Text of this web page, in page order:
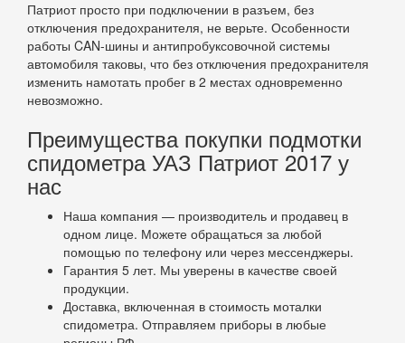
Патриот просто при подключении в разъем, без
отключения предохранителя, не верьте. Особенности
работы CAN-шины и антипробуксовочной системы
автомобиля таковы, что без отключения предохранителя
изменить намотать пробег в 2 местах одновременно
невозможно.
Преимущества покупки подмотки
спидометра УАЗ Патриот 2017 у
нас
Наша компания — производитель и продавец в
одном лице. Можете обращаться за любой
помощью по телефону или через мессенджеры.
Гарантия 5 лет. Мы уверены в качестве своей
продукции.
Доставка, включенная в стоимость моталки
спидометра. Отправляем приборы в любые